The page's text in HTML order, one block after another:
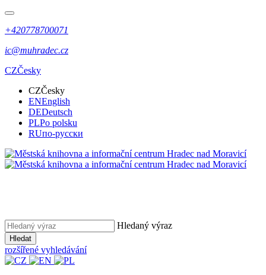
+420778700071
ic@muhradec.cz
CZČesky
CZČesky
ENEnglish
DEDeutsch
PLPo polsku
RUпо-русски
Hledaný výraz
Hledat
rozšířené vyhledávání